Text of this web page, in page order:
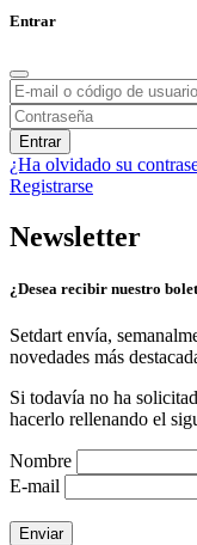
Entrar
Entrar
¿Ha olvidado su
Registrarse
Newsletter
¿Desea recibir nuestro
Setdart envía,
novedades más
Si todavía no ha
hacerlo rellenando el
Nombre
E-mail